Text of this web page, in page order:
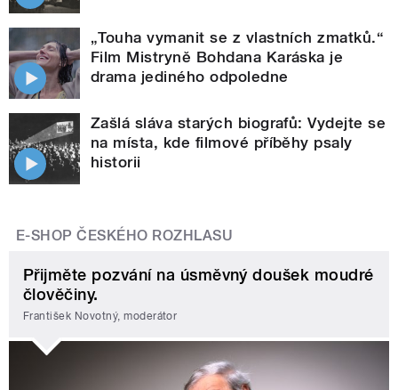
„Touha vymanit se z vlastních zmatků.“
Film Mistryně Bohdana Karáska je
drama jediného odpoledne
Zašlá sláva starých biografů: Vydejte se
na místa, kde filmové příběhy psaly
historii
E-SHOP ČESKÉHO ROZHLASU
Přijměte pozvání na úsměvný doušek moudré
člověčiny.
František Novotný, moderátor